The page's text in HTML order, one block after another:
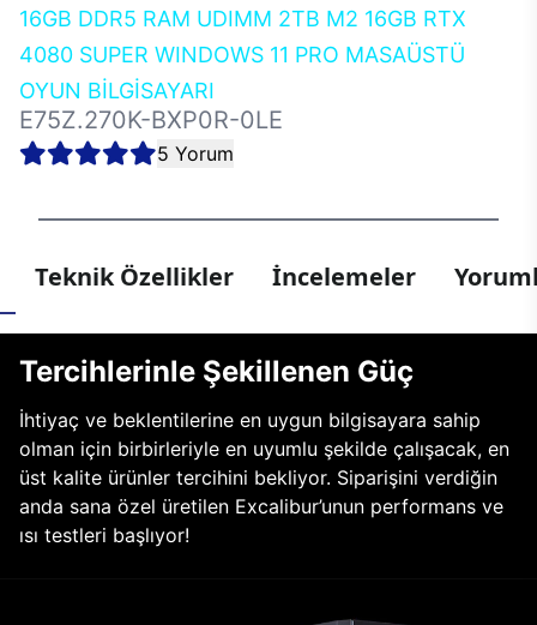
16GB DDR5 RAM UDIMM 2TB M2 16GB RTX
4080 SUPER WINDOWS 11 PRO MASAÜSTÜ
OYUN BİLGİSAYARI
E75Z.270K-BXP0R-0LE
5 Yorum
Teknik Özellikler İncelemeler
Tercihlerinle Şekillenen Güç
İhtiyaç ve beklentilerine en uygun bilgisayara sahip
olman için birbirleriyle en uyumlu şekilde çalışacak, en
üst kalite ürünler tercihini bekliyor. Siparişini verdiğin
anda sana özel üretilen Excalibur’unun performans ve
ısı testleri başlıyor!